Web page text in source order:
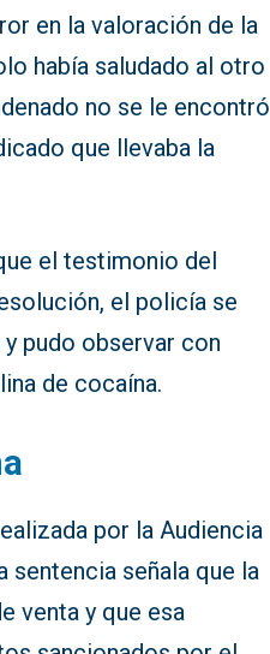
en la valoración de la
había saludado al otro
no se le encontró
que llevaba la
el testimonio del
el policía se
pudo observar con
de cocaína.
por la Audiencia
sentencia señala que la
venta y que esa